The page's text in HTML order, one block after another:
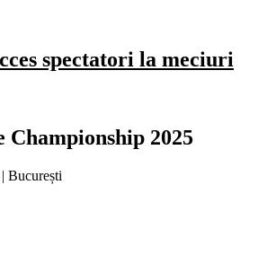
spectatori la meciuri
Championship 2025
București